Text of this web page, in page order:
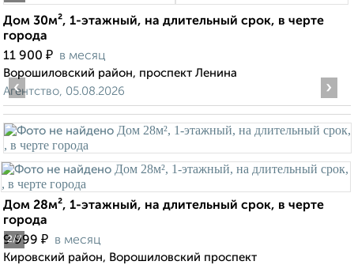
Дом 30м², 1-этажный, на длительный срок, в черте
города
11 900 ₽ в месяц
Ворошиловский район, проспект Ленина
Агентство, 05.08.2026
2/7
‹ ›
Дом 28м², 1-этажный, на длительный срок, в черте
города
9 999 ₽ в месяц
Кировский район, Ворошиловский проспект